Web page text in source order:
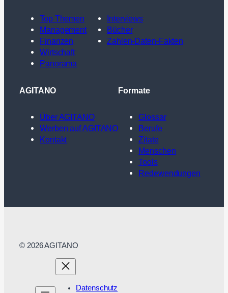
Top Themen
Management
Finanzen
Wirtschaft
Panorama
Interviews
Bücher
Zahlen-Daten-Fakten
AGITANO
Über AGITANO
Werben auf AGITANO
Kontakt
Formate
Glossar
Berufe
Zitate
Menschen
Tools
Redewendungen
© 2026 AGITANO
Datenschutz